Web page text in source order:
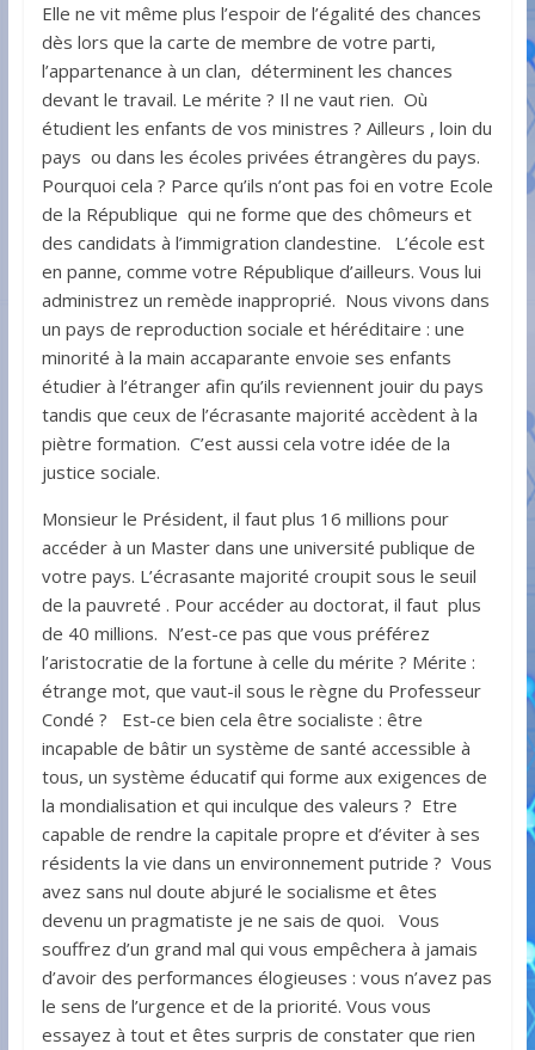
Elle ne vit même plus l’espoir de l’égalité des chances
dès lors que la carte de membre de votre parti,
l’appartenance à un clan, déterminent les chances
devant le travail. Le mérite ? Il ne vaut rien. Où
étudient les enfants de vos ministres ? Ailleurs , loin du
pays ou dans les écoles privées étrangères du pays.
Pourquoi cela ? Parce qu’ils n’ont pas foi en votre Ecole
de la République qui ne forme que des chômeurs et
des candidats à l’immigration clandestine. L’école est
en panne, comme votre République d’ailleurs. Vous lui
administrez un remède inapproprié. Nous vivons dans
un pays de reproduction sociale et héréditaire : une
minorité à la main accaparante envoie ses enfants
étudier à l’étranger afin qu’ils reviennent jouir du pays
tandis que ceux de l’écrasante majorité accèdent à la
piètre formation. C’est aussi cela votre idée de la
justice sociale.
Monsieur le Président, il faut plus 16 millions pour
accéder à un Master dans une université publique de
votre pays. L’écrasante majorité croupit sous le seuil
de la pauvreté . Pour accéder au doctorat, il faut plus
de 40 millions. N’est-ce pas que vous préférez
l’aristocratie de la fortune à celle du mérite ? Mérite :
étrange mot, que vaut-il sous le règne du Professeur
Condé ? Est-ce bien cela être socialiste : être
incapable de bâtir un système de santé accessible à
tous, un système éducatif qui forme aux exigences de
la mondialisation et qui inculque des valeurs ? Etre
capable de rendre la capitale propre et d’éviter à ses
résidents la vie dans un environnement putride ? Vous
avez sans nul doute abjuré le socialisme et êtes
devenu un pragmatiste je ne sais de quoi. Vous
souffrez d’un grand mal qui vous empêchera à jamais
d’avoir des performances élogieuses : vous n’avez pas
le sens de l’urgence et de la priorité. Vous vous
essayez à tout et êtes surpris de constater que rien